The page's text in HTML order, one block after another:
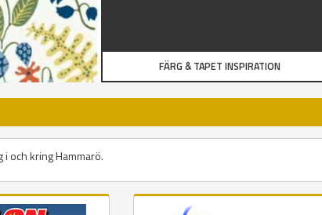
FÄRG & TAPET INSPIRATION
och kring Hammarö.